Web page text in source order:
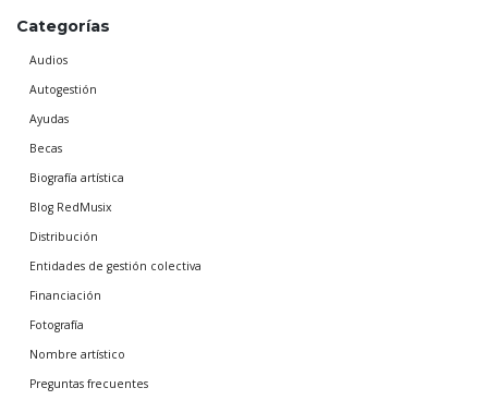
Categorías
Audios
Autogestión
Ayudas
Becas
Biografía artística
Blog RedMusix
Distribución
Entidades de gestión colectiva
Financiación
Fotografía
Nombre artístico
Preguntas frecuentes